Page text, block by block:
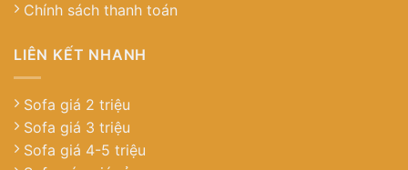
Chính sách thanh toán
LIÊN KẾT NHANH
Sofa giá 2 triệu
Sofa giá 3 triệu
Sofa giá 4-5 triệu